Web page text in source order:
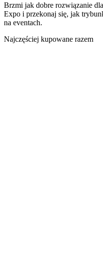
Brzmi jak dobre rozwiązanie
Expo i przekonaj się, jak
na eventach.
Najczęściej kupowane razem